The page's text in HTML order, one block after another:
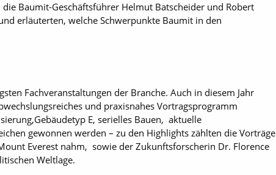
Baumit-Geschäftsführer Helmut Batscheider und Robert
erläuterten, welche Schwerpunkte Baumit in den
Fachveranstaltungen der Branche. Auch in diesem Jahr
und praxisnahes Vortragsprogramm
E, serielles Bauen, aktuelle
gewonnen werden – zu den Highlights zählten die Vorträge
Everest nahm, sowie der Zukunftsforscherin Dr. Florence
Weltlage.